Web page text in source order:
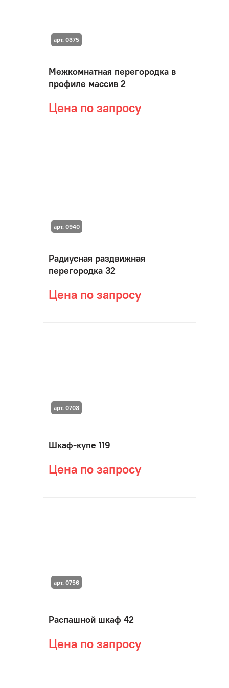
Межкомнатная перегородка в
профиле массив 2
Цена по запросу
арт. 0375
Радиусная раздвижная
перегородка 32
Цена по запросу
арт. 0940
Шкаф-купе 119
Цена по запросу
арт. 0703
Распашной шкаф 42
Цена по запросу
арт. 0756